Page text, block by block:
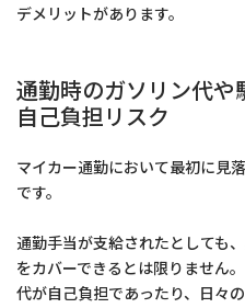
デメリットがあります。
通勤時のガソリン代
自己負担リスク
マイカー通勤において最初に見
です。
通勤手当が支給されたとしても
をカバーできるとは限りません
代が自己負担であったり、日々